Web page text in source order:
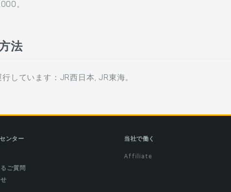
。
法
しています：JR西日本, JR東海。
ンター
ご質問
当社で働く
Affiliate